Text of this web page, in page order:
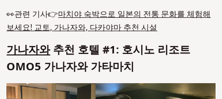
👀관련 기사👉마치야 숙박으로 일본의 전통 문화를 체험해
보세요! 교토, 가나자와, 다카야마 추천 시설
가나자와추천 호텔 #1: 호시노 리조트
OMO5 가나자와 가타마치